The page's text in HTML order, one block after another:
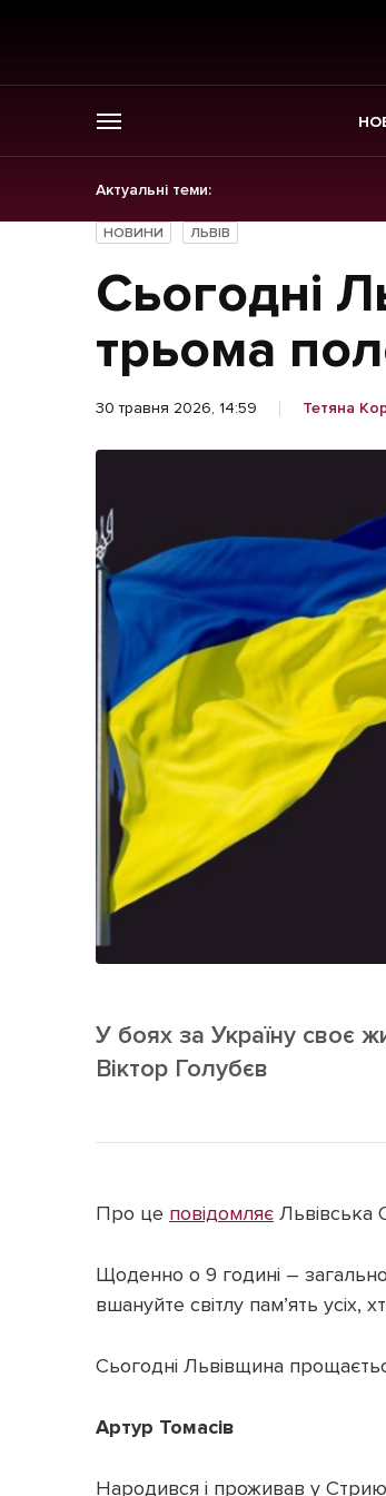
Актуальні теми:
ГОЛОВНЕ
Новини
Політика
Економіка
Бізнес
Життя
Культура
Афіша
НОВИНИ ЛЬВІВ
Сьогодні
трьома
30 травня 2026, 14:59 Тетяна
У боях за Україну своє
Віктор Голубєв
Про це повідомляє Львівська
Щоденно о 9 годині –
вшануйте світлу пам’ять усіх,
Сьогодні Львівщина
Артур Томасів
Народився і проживав у